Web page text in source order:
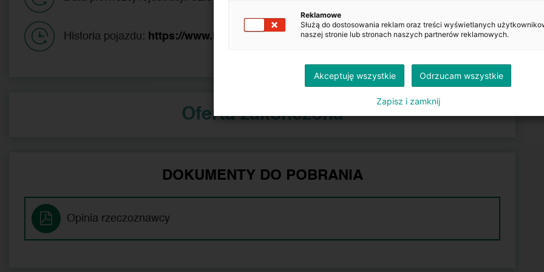
Historia pojazdu: https://www.historiapojazdu.gov.pl
Oferta zakończona
DOKUMENTY DO POBRANIA
Opinia rzeczoznawcy
Reklamowe
Służą do dostosowania reklam oraz treści wyświetlanych
naszej stronie lub stronach naszych partnerów reklamowych.
Akceptuję wszystkie Odrzucam wszystkie
Zapisz i zamknij